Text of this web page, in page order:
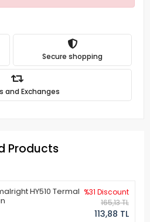
Secure shopping
and Exchanges
Products
HY510 Termal %31 Discount
165,13 TL
113,88 TL